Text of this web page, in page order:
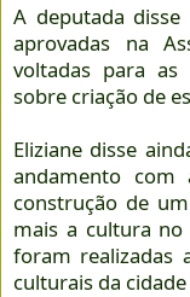
A deputada
aprovadas na
voltadas para as
sobre criação de
Eliziane disse
andamento com
construção de
mais a cultura no
foram realizadas
culturais da